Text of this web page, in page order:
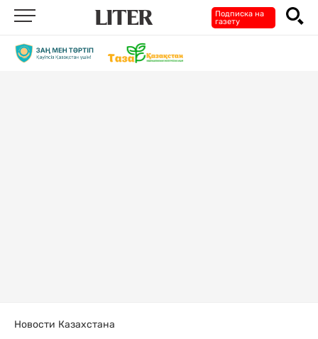
Подписка на
газету
Новости Казахстана